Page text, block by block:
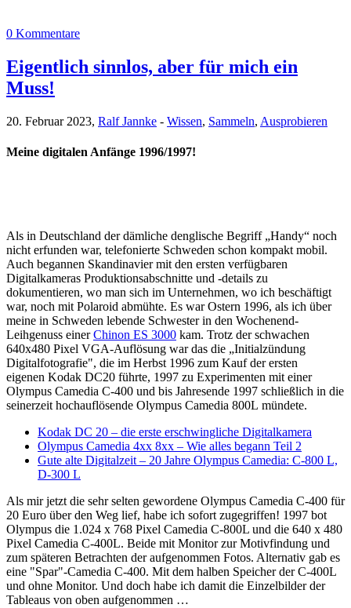
0 Kommentare
Eigentlich sinnlos, aber für mich ein
Muss!
20. Februar 2023, Ralf Jannke - Wissen, Sammeln, Ausprobieren
Meine digitalen Anfänge 1996/1997!
Als in Deutschland der dämliche denglische Begriff „Handy“ noch
nicht erfunden war, telefonierte Schweden schon kompakt mobil.
Auch begannen Skandinavier mit den ersten verfügbaren
Digitalkameras Produktionsabschnitte und -details zu
dokumentieren, wo man sich im Unternehmen, wo ich beschäftigt
war, noch mit Polaroid abmühte. Es war Ostern 1996, als ich über
meine in Schweden lebende Schwester in den Wochenend-
Leihgenuss einerChinon ES 3000 kam. Trotz der schwachen
640x480 Pixel VGA-Auflösung war das die „Initialzündung
Digitalfotografie", die im Herbst 1996 zum Kauf der ersten
eigenen Kodak DC20 führte, 1997 zu Experimenten mit einer
Olympus Camedia C-400 und bis Jahresende 1997 schließlich in die
seinerzeit hochauflösende Olympus Camedia 800L mündete.
Kodak DC 20 – die erste erschwingliche Digitalkamera
Olympus Camedia 4xx 8xx – Wie alles begann Teil 2
Gute alte Digitalzeit – 20 Jahre Olympus Camedia: C-800 L,
D-300 L
Als mir jetzt die sehr selten gewordene Olympus Camedia C-400 für
20 Euro über den Weg lief, habe ich sofort zugegriffen! 1997 bot
Olympus die 1.024 x 768 Pixel Camedia C-800L und die 640 x 480
Pixel Camedia C-400L. Beide mit Monitor zur Motivfindung und
zum späteren Betrachten der aufgenommen Fotos. Alternativ gab es
eine "Spar"-Camedia C-400. Mit dem halben Speicher der C-400L
und ohne Monitor. Und doch habe ich damit die Einzelbilder der
Tableaus von oben aufgenommen …